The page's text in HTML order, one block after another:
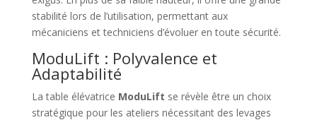
stabilité lors de l’utilisation, permettant aux
mécaniciens et techniciens d’évoluer en toute sécurité.
ModuLift : Polyvalence et
Adaptabilité
La table élévatrice ModuLift se révèle être un choix
stratégique pour les ateliers nécessitant des levages